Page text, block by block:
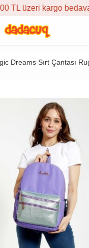
Dreams Sırt Çantası